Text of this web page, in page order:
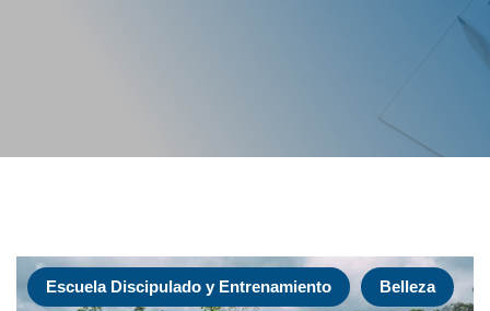
Escuela Discipulado y Entrenamiento Belleza